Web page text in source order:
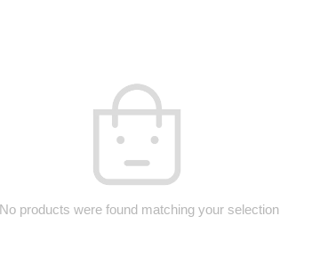
No products were found matching your selection.